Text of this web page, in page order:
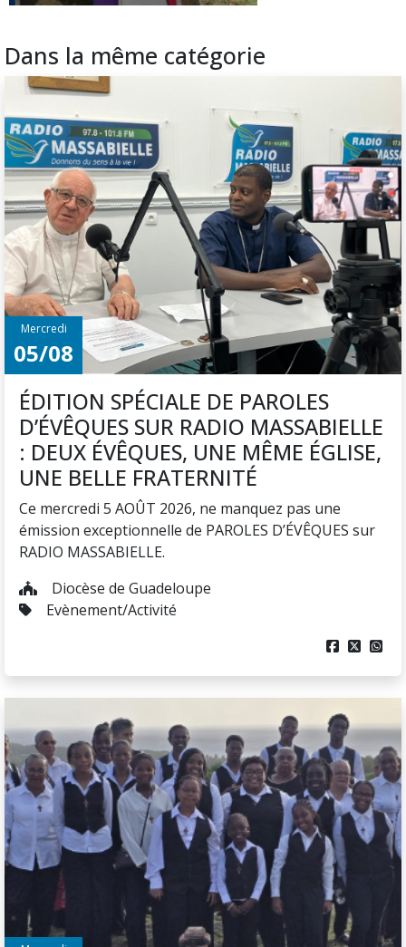
Mercredi
05/08
ÉDITION SPÉCIALE DE PAROLES
D’ÉVÊQUES SUR RADIO MASSABIELLE
: DEUX ÉVÊQUES, UNE MÊME ÉGLISE,
UNE BELLE FRATERNITÉ
Ce mercredi 5 AOÛT 2026, ne manquez pas une
émission exceptionnelle de PAROLES D’ÉVÊQUES sur
RADIO MASSABIELLE.
Diocèse de Guadeloupe
Evènement/Activité
  
Mercredi
05/08
FRATERNITE RAIZET CAPESTERRE DE
MARIE-GALANTE
Le Chœur Les Voix d’Anges de la paroisse Saint-
Michel du Raizet a eu la joie de répondre à l’invitation
de la chorale L’Espérance de Capesterre de [...]